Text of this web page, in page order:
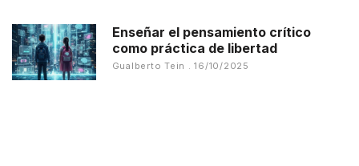
Enseñar el pensamiento crítico
como práctica de libertad
Gualberto Tein 16/10/2025